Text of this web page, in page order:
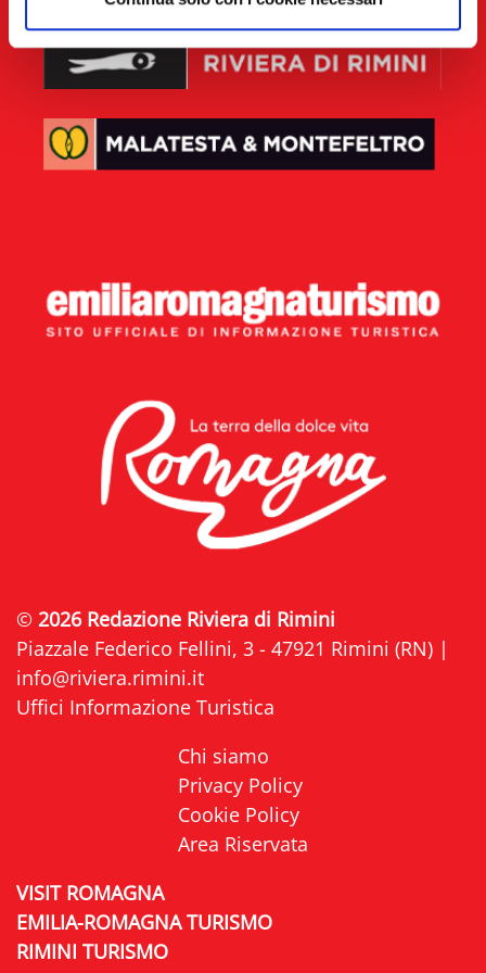
© 2026 Redazione Riviera di Rimini
Piazzale Federico Fellini, 3 - 47921 Rimini (RN) |
info@riviera.rimini.it
Uffici Informazione Turistica
Chi siamo
Privacy Policy
Cookie Policy
Area Riservata
VISIT ROMAGNA
EMILIA-ROMAGNA TURISMO
RIMINI TURISMO